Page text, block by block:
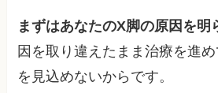
まずはあなたのX脚の原因を明
因を取り違えたまま治療を進
を見込めないからです。